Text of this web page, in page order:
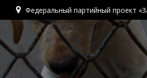
Федеральный партийный проект